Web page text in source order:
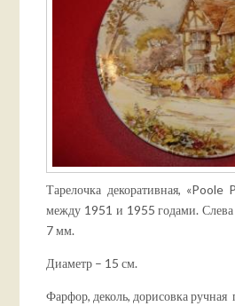
Тарелочка декоративная, «Poole
между 1951 и 1955 годами. Слева
7 мм.
Диаметр – 15 см.
Фарфор, деколь, дорисовка ручная